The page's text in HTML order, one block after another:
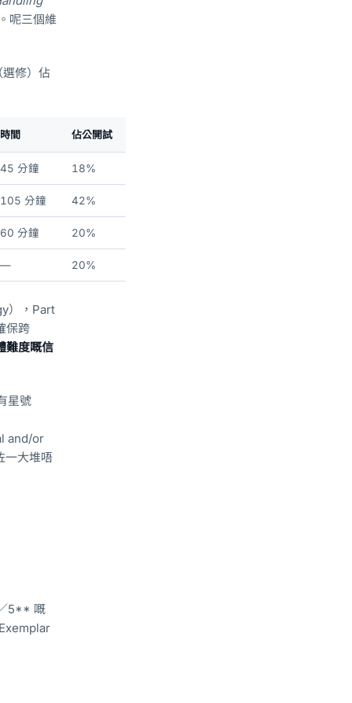
呢三個維
修）佔
時間 佔公開試
45 分鐘 18%
105 分鐘 42%
60 分鐘 20%
— 20%
），Part
保跨
難度嘅信
星號
and/or
一大堆唔
5** 嘅